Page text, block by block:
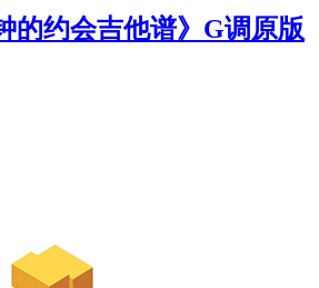
的约会吉他谱》G调原版